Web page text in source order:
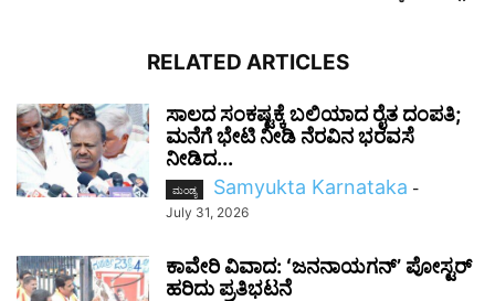
RELATED ARTICLES
ಸಾಲದ ಸಂಕಷ್ಟಕ್ಕೆ ಬಲಿಯಾದ ರೈತ ದಂಪತಿ;
ಮನೆಗೆ ಭೇಟಿ ನೀಡಿ ನೆರವಿನ ಭರವಸೆ
ನೀಡಿದ...
ಮಂಡ್ಯ Samyukta Karnataka -
July 31, 2026
ಕಾವೇರಿ ವಿವಾದ: ʻಜನನಾಯಗನ್’ ಪೋಸ್ಟರ್
ಹರಿದು ಪ್ರತಿಭಟನೆ